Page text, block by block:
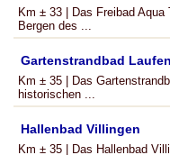
Km ± 33 | Das Freibad
Bergen des ...
Gartenstrandbad
Km ± 35 | Das
historischen ...
Hallenbad Villingen
Km ± 35 | Das Hallenbad